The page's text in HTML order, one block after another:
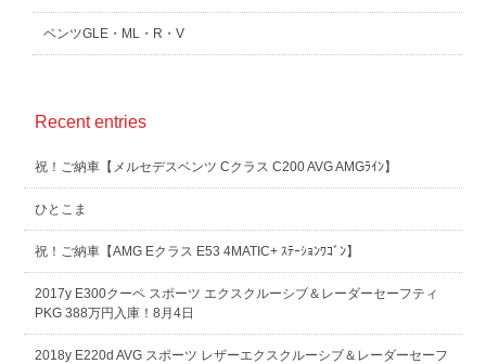
ベンツGLE・ML・R・V
Recent entries
祝！ご納車【メルセデスベンツ Cクラス C200 AVG AMGﾗｲﾝ】
ひとこま
祝！ご納車【AMG Eクラス E53 4MATIC+ ｽﾃｰｼｮﾝﾜｺﾞﾝ】
2017y E300クーペ スポーツ エクスクルーシブ＆レーダーセーフティ
PKG 388万円入庫！8月4日
2018y E220d AVG スポーツ レザーエクスクルーシブ＆レーダーセーフ